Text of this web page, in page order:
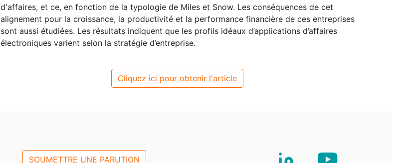
d'affaires, et ce, en fonction de la typologie de Miles et Snow. Les conséquences de cet
alignement pour la croissance, la productivité et la performance financière de ces entreprises
sont aussi étudiées. Les résultats indiquent que les profils idéaux d’applications d’affaires
électroniques varient selon la stratégie d’entreprise.
Cliquez ici pour obtenir l'article
SOUMETTRE UNE PARUTION